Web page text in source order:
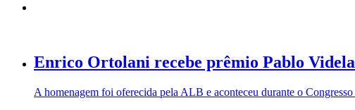
Enrico Ortolani recebe prêmio Pablo
A homenagem foi oferecida pela ALB e aconteceu durante o